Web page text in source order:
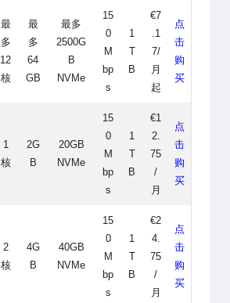
最
多
12
核
最
多
64
GB
最多
2500G
B
NVMe
15
0
M
bp
s
1
T
B
€7
.1
7/
月
起
点
击
购
买
1
核
2G
B
20GB
NVMe
15
0
M
bp
s
1
T
B
€1
2.
75
/
月
点
击
购
买
2
核
4G
B
40GB
NVMe
15
0
M
bp
s
1
T
B
€2
4.
75
/
月
点
击
购
买